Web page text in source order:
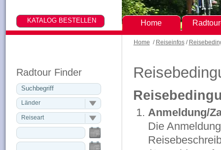
Home / Reiseinfos/
Radtour Finder
Länder
Reiseart
Anmeldung/
Die
Home